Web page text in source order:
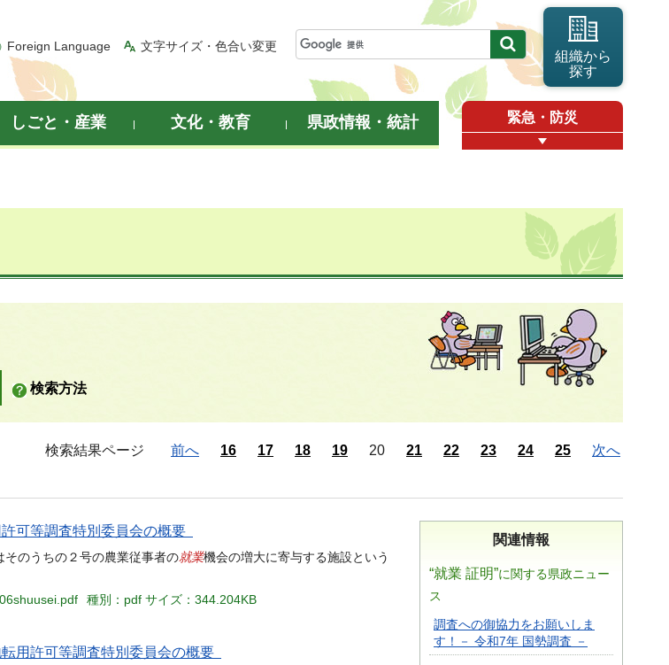
Foreign Language 文字サイズ・色合い変更
組織から
探す
しごと・産業 文化・教育 県政情報・統計 緊急・防災
検索方法
検索結果ページ 前へ 16 17 18 19 20 21 22 23 24 25 次へ
関連情報
“就業 証明”に関する県政ニュー
ス
調査への御協力をお願いしま
す！－ 令和7年 国勢調査 －
可等調査特別委員会の概要
のうちの２号の農業従事者の就業機会の増大に寄与する施設という
種別：pdf サイズ：344.204KB
用許可等調査特別委員会の概要